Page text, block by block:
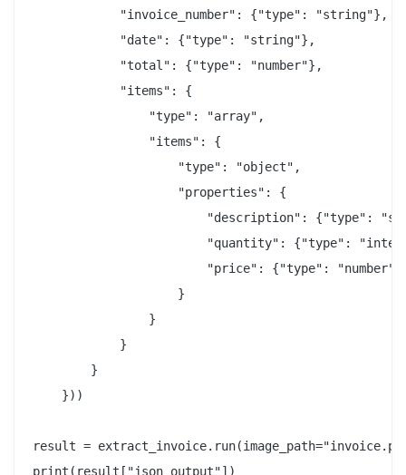
            "invoice_number": {"type": "string"},
            "date": {"type": "string"},
            "total": {"type": "number"},
            "items": {
                "type": "array",
                "items": {
                    "type": "object",
                    "properties": {
"description": {"type":
"quantity": {"type":
                        "price": {"type": "number"}
                    }
                }
            }
        }
    }))
result =